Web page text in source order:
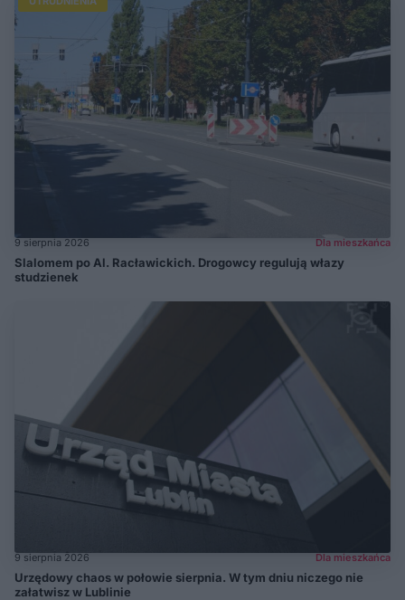
9 sierpnia 2026 Dla mieszkańca
Slalomem po Al. Racławickich. Drogowcy regulują włazy
studzienek
9 sierpnia 2026 Dla mieszkańca
Urzędowy chaos w połowie sierpnia. W tym dniu niczego nie
załatwisz w Lublinie